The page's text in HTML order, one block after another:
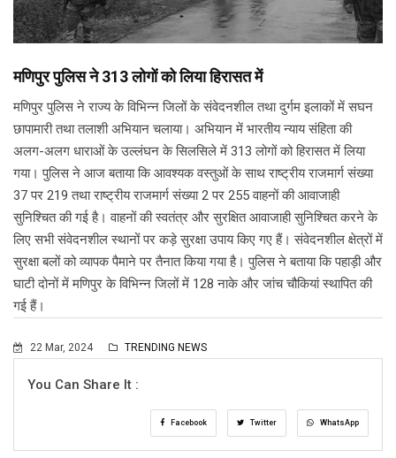
मणिपुर पुलिस ने 313 लोगों को लिया हिरासत में
मणिपुर पुलिस ने राज्य के विभिन्न जिलों के संवेदनशील तथा दुर्गम इलाकों में सघन
छापामारी तथा तलाशी अभियान चलाया। अभियान में भारतीय न्याय संहिता की
अलग-अलग धाराओं के उल्लंघन के सिलसिले में 313 लोगों को हिरासत में लिया
गया। पुलिस ने आज बताया कि आवश्यक वस्तुओं के साथ राष्ट्रीय राजमार्ग संख्या
37 पर 219 तथा राष्ट्रीय राजमार्ग संख्या 2 पर 255 वाहनों की आवाजाही
सुनिश्चित की गई है। वाहनों की स्वतंत्र और सुरक्षित आवाजाही सुनिश्चित करने के
लिए सभी संवेदनशील स्थानों पर कड़े सुरक्षा उपाय किए गए हैं। संवेदनशील क्षेत्रों में
सुरक्षा बलों को व्यापक पैमाने पर तैनात किया गया है। पुलिस ने बताया कि पहाड़ी और
घाटी दोनों में मणिपुर के विभिन्न जिलों में 128 नाके और जांच चौकियां स्थापित की
गई हैं।
22 Mar, 2024 TRENDING NEWS
You Can Share It :
Facebook Twitter WhatsApp